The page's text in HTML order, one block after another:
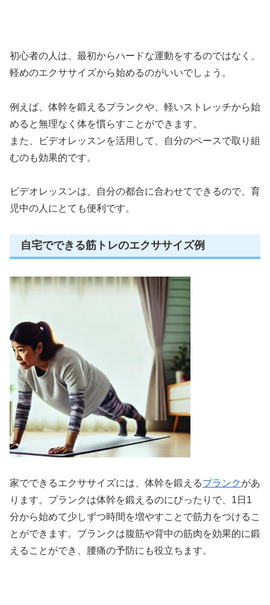
初心者の人は、最初からハードな運動をするのではなく、
軽めのエクササイズから始めるのがいいでしょう。
例えば、体幹を鍛えるプランクや、軽いストレッチから始
めると無理なく体を慣らすことができます。
また、ビデオレッスンを活用して、自分のペースで取り組
むのも効果的です。
ビデオレッスンは、自分の都合に合わせてできるので、育
児中の人にとても便利です。
自宅でできる筋トレのエクササイズ例
家でできるエクササイズには、体幹を鍛えるプランクがあ
ります。プランクは体幹を鍛えるのにぴったりで、1日1
分から始めて少しずつ時間を増やすことで筋力をつけるこ
とができます。プランクは腹筋や背中の筋肉を効果的に鍛
えることができ、腰痛の予防にも役立ちます。